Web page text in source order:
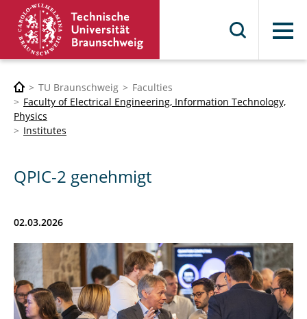
Menu
TU Braunschweig
Faculties
Faculty of Electrical Engineering, Information Technology,
Physics
Institutes
QPIC-2 genehmigt
02.03.2026